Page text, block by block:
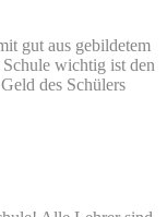
gut aus gebildetem
wichtig ist den
des Schülers